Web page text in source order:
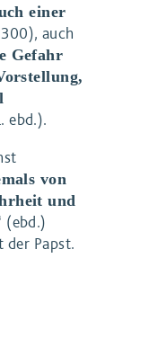
einer
auch
Gefahr
ebd.).
von
und
(ebd.)
der Papst.